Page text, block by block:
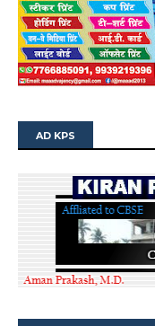
AD KPS